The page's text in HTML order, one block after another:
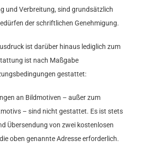
und Verbreitung, sind grundsätzlich
der schriftlichen Genehmigung.
ist darüber hinaus lediglich zum
ist nach Maßgabe
gestattet:
an Bildmotiven – außer zum
– sind nicht gestattet. Es ist stets
Übersendung von zwei kostenlosen
oben genannte Adresse erforderlich.